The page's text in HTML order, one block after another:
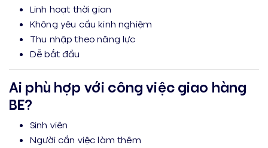
Linh hoạt thời gian
Không yêu cầu kinh nghiệm
Thu nhập theo năng lực
Dễ bắt đầu
Ai phù hợp với công việc giao hàng
BE?
Sinh viên
Người cần việc làm thêm